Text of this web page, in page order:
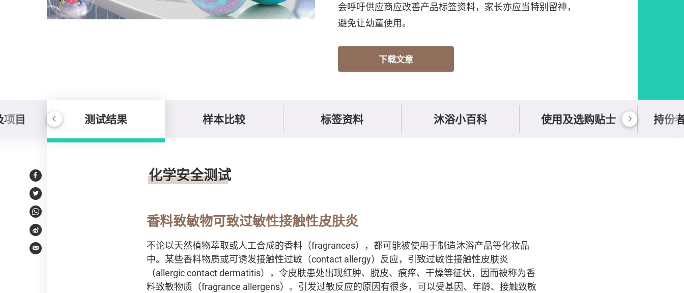
会呼吁供应商应改善产品标签资料，家长亦应当特别留神，
避免让幼童使用。
下载文章
项目 测试结果 样本比较 标签资料 沐浴小百科 使用及选购贴士 持份
Facebook
Twitter
WhatsApp
Weibo
Email
测试结果
化学安全测试
香料致敏物可致过敏性接触性皮肤炎
不论以天然植物萃取或人工合成的香料（fragrances），都可能被使用于制造沐浴产品等化妆品
中。某些香料物质或可诱发接触性过敏（contact allergy）反应，引致过敏性接触性皮肤炎
（allergic contact dermatitis），令皮肤患处出现红肿、脱皮、痕痒、干燥等征状，因而被称为香
料致敏物质（fragrance allergens）。引发过敏反应的原因有很多，可以受基因、年龄、接触致敏